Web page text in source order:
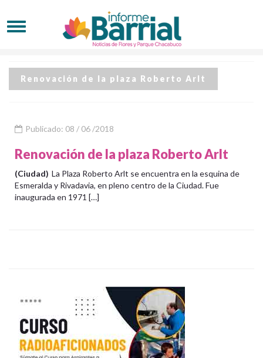
Renovación de la plaza Roberto Arlt
Publicado: 08 / 06 /2018
Renovación de la plaza Roberto Arlt
(Ciudad) La Plaza Roberto Arlt se encuentra en la esquina de
Esmeralda y Rivadavia, en pleno centro de la Ciudad. Fue
inaugurada en 1971 […]